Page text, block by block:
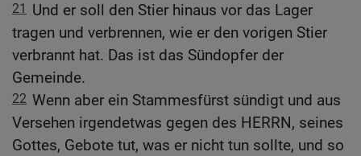
21
Und er soll den Stier hinaus vor das Lager
tragen und verbrennen, wie er den vorigen Stier
verbrannt hat. Das ist das Sündopfer der
Gemeinde.
22 Wenn aber ein Stammesfürst sündigt und aus
Versehen irgendetwas gegen des HERRN, seines
Gottes, Gebote tut, was er nicht tun sollte, und so